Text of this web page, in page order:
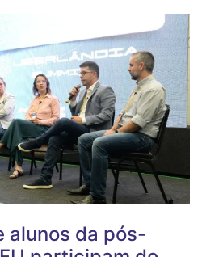
alunos da pós-